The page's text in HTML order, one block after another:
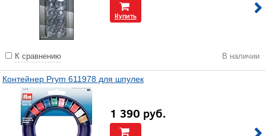
Купить
К сравнению В наличии
Контейнер Prym 611978 для шпулек
1 390 руб.